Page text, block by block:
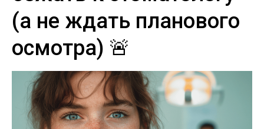
(а не ждать планового
осмотра) 🚨